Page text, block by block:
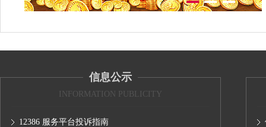
信息公示
INFORMATION PUBLICITY
12386 服务平台投诉指南